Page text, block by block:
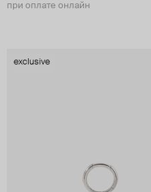
при оплате онлайн
exclusive